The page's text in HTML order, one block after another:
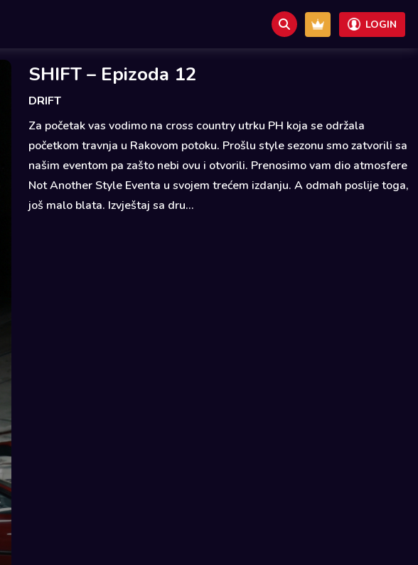
LOGIN
SHIFT – Epizoda 12
DRIFT
Za početak vas vodimo na cross country utrku PH koja se održala
početkom travnja u Rakovom potoku. Prošlu style sezonu smo zatvorili sa
našim eventom pa zašto nebi ovu i otvorili. Prenosimo vam dio atmosfere
Not Another Style Eventa u svojem trećem izdanju. A odmah poslije toga,
još malo blata. Izvještaj sa dru...